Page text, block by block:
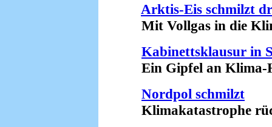
Arktis-Eis schmilzt
Mit Vollgas in die
Kabinettsklausur in
Ein Gipfel an Klima-
Nordpol schmilzt
Klimakatastrophe